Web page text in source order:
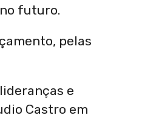
futuro.
pelas
e
Castro em